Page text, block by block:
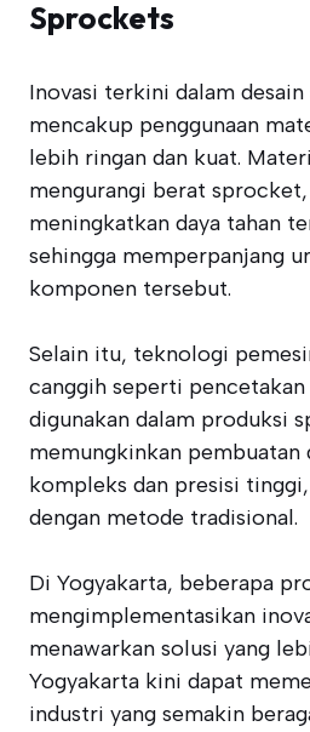
Sprockets
Inovasi terkini dalam
mencakup penggunaan
lebih ringan dan kuat.
mengurangi berat
meningkatkan daya tahan
sehingga memperpanjang
komponen tersebut.
Selain itu, teknologi
canggih seperti
digunakan dalam produksi
memungkinkan pembuatan
kompleks dan presisi
dengan metode tradisional.
Di Yogyakarta, beberapa
mengimplementasikan
menawarkan solusi yang
Yogyakarta kini dapat
industri yang semakin